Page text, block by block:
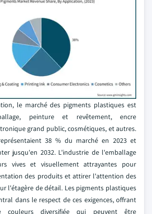
le marché des pigments plastiques est
peinture et revêtement, encre
grand public, cosmétiques, et autres.
38 % du marché en 2023 et
jusqu'en 2032. L'industrie de l'emballage
vives et visuellement attrayantes pour
des produits et attirer l'attention des
l'étagère de détail. Les pigments plastiques
dans le respect de ces exigences, offrant
diversifiée qui peuvent être